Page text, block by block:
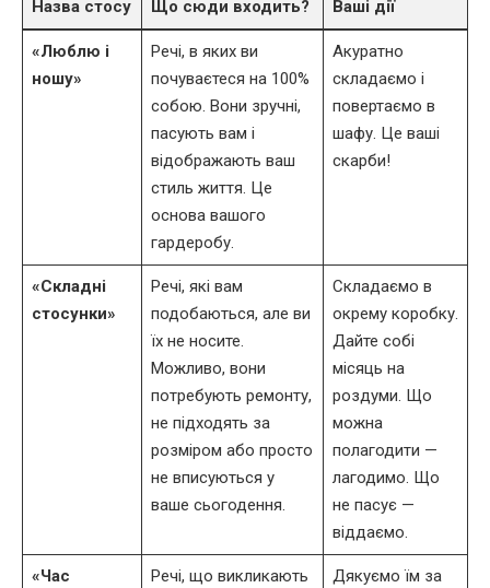
Назва стосу Що сюди входить? Ваші дії
«Люблю і
ношу»
Речі, в яких ви
почуваєтеся на 100%
собою. Вони зручні,
пасують вам і
відображають ваш
стиль життя. Це
основа вашого
гардеробу.
Акуратно
складаємо і
повертаємо в
шафу. Це ваші
скарби!
«Складні
стосунки»
Речі, які вам
подобаються, але ви
їх не носите.
Можливо, вони
потребують ремонту,
не підходять за
розміром або просто
не вписуються у
ваше сьогодення.
Складаємо в
окрему коробку.
Дайте собі
місяць на
роздуми. Що
можна
полагодити —
лагодимо. Що
не пасує —
віддаємо.
«Час
Речі, що викликають
Дякуємо їм за